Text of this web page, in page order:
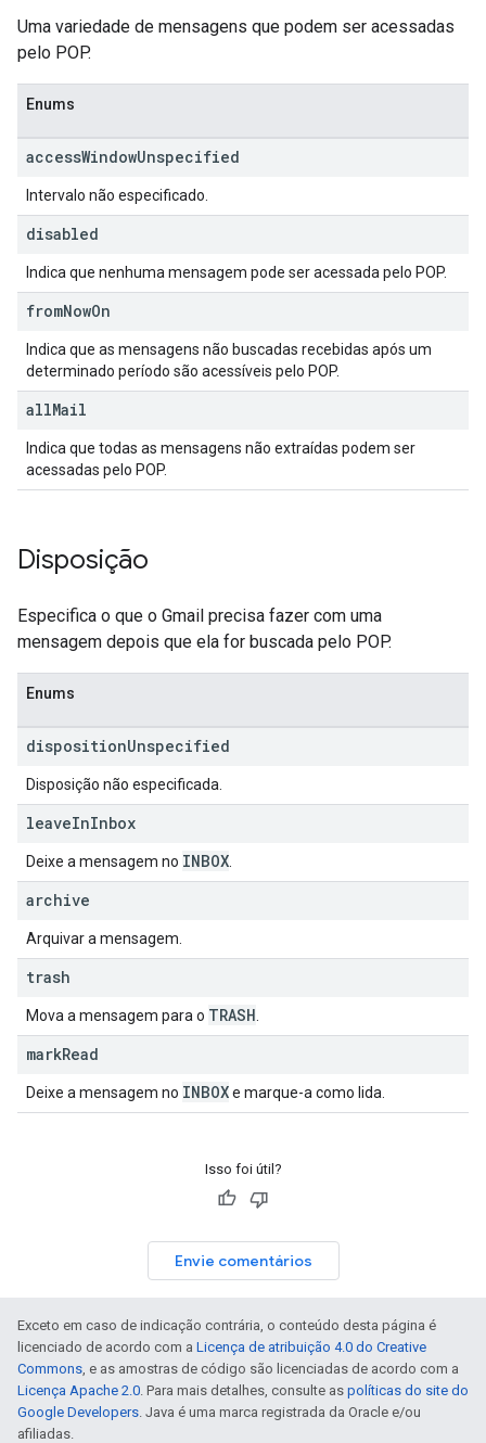
Uma variedade de mensagens que podem ser acessadas
pelo POP.
Enums
accessWindowUnspecified
Intervalo não especificado.
disabled
Indica que nenhuma mensagem pode ser acessada pelo POP.
fromNowOn
Indica que as mensagens não buscadas recebidas após um
determinado período são acessíveis pelo POP.
allMail
Indica que todas as mensagens não extraídas podem ser
acessadas pelo POP.
Disposição
Especifica o que o Gmail precisa fazer com uma
mensagem depois que ela for buscada pelo POP.
Enums
dispositionUnspecified
Disposição não especificada.
leaveInInbox
Deixe a mensagem no INBOX
archive
Arquivar a mensagem.
trash
Mova a mensagem para o TRASH
markRead
Deixe a mensagem no INBOXe marque-a como lida.
Isso foi útil?
Envie comentários
Exceto em caso de indicação contrária, o conteúdo desta página é
licenciado de acordo com a Licença de atribuição 4.0 do Creative
Commons, e as amostras de código são licenciadas de acordo com a
Licença Apache 2.0. Para mais detalhes, consulte as políticas do site do
Google Developers. Java é uma marca registrada da Oracle e/ou
afiliadas.